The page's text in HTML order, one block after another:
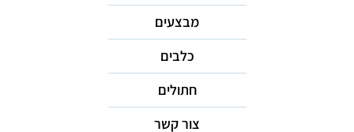
מבצעים
כלבים
חתולים
צור קשר